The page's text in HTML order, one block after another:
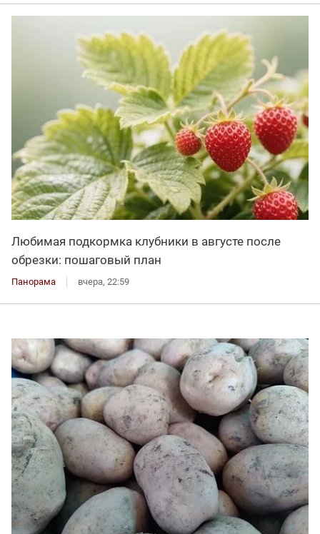
Любимая подкормка клубники в августе после
обрезки: пошаговый план
Панорама вчера, 22:59